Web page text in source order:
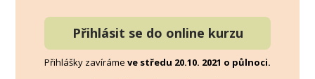
Přihlásit se do online kurzu
Přihlášky zavíráme ve středu 20.10. 2021 o půlnoci.